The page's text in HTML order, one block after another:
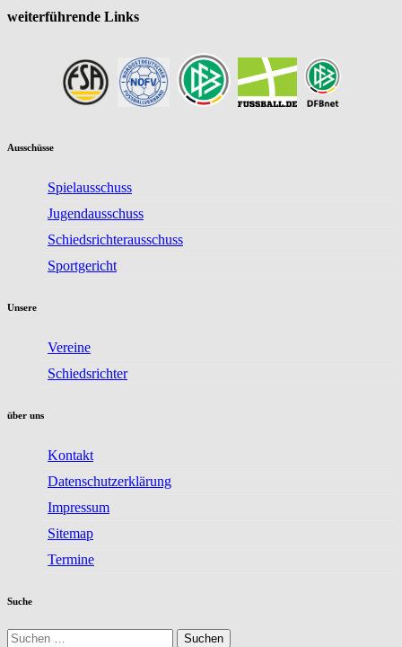
weiterführende Links
Ausschüsse
Spielausschuss
Jugendausschuss
Schiedsrichterausschuss
Sportgericht
Unsere
Vereine
Schiedsrichter
über uns
Kontakt
Datenschutzerklärung
Impressum
Sitemap
Termine
Suche
Suchen